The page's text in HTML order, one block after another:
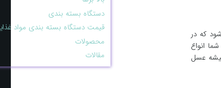
که در
انواع
عسل
دستگاه بسته بندی
قیمت دستگاه بسته بندی مواد
محصولات
مقالات